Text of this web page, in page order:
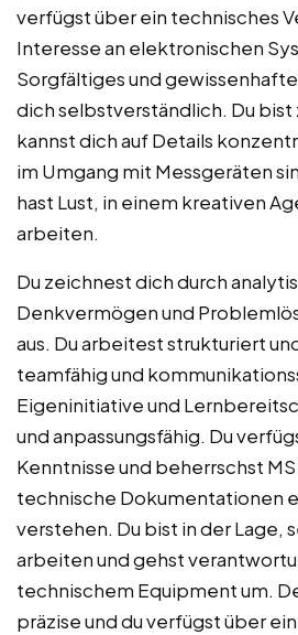
verfügst über ein technisches
Interesse an elektronischen
Sorgfältiges und
dich selbstverständlich. Du bist
kannst dich auf Details
im Umgang mit Messgeräten
hast Lust, in einem kreativen
arbeiten.
Du zeichnest dich durch
Denkvermögen und
aus. Du arbeitest strukturiert
teamfähig und
Eigeninitiative und
und anpassungsfähig. Du
Kenntnisse und beherrschst
technische Dokumentationen
verstehen. Du bist in der Lage,
arbeiten und gehst
technischem Equipment um.
präzise und du verfügst über